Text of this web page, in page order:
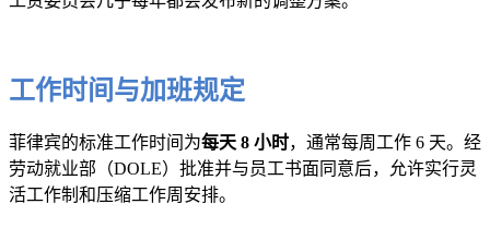
工作时间与加班规定
菲律宾的标准工作时间为每天 8 小时，通常每周工作 6 天。经
劳动就业部（DOLE）批准并与员工书面同意后，允许实行灵
活工作制和压缩工作周安排。